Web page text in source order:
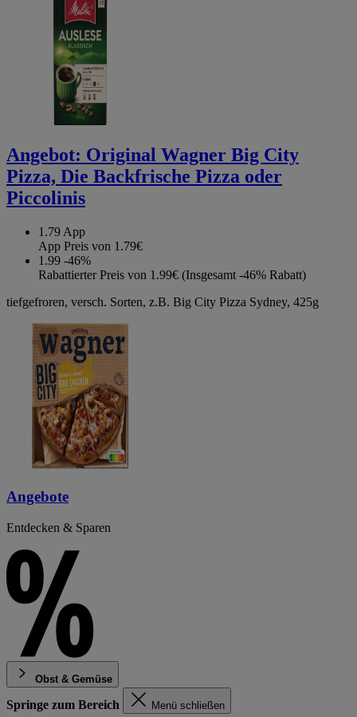
Angebot: Original Wagner Big City
Pizza, Die Backfrische Pizza oder
Piccolinis
1.79 App
App Preis von 1.79€
1.99 -46%
Rabattierter Preis von 1.99€ (Insgesamt -46% Rabatt)
tiefgefroren, versch. Sorten, z.B. Big City Pizza Sydney, 425g
Angebote
Entdecken & Sparen
Obst & Gemüse
Springe zum Bereich Menü schließen